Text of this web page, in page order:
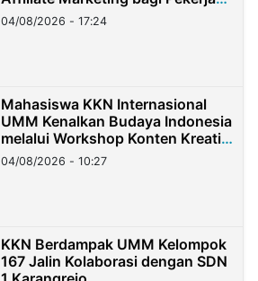
Migran Indonesia di Taiwan
04/08/2026 - 17:24
Mahasiswa KKN Internasional
UMM Kenalkan Budaya Indonesia
melalui Workshop Konten Kreatif
di Taiwan
04/08/2026 - 10:27
KKN Berdampak UMM Kelompok
167 Jalin Kolaborasi dengan SDN